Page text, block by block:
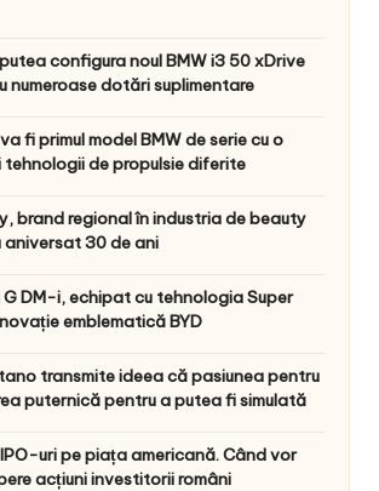
configura noul BMW i3 50 xDrive
numeroase dotări suplimentare
fi primul model BMW de serie cu o
tehnologii de propulsie diferite
brand regional în industria de beauty
30 de ani
G DM-i, echipat cu tehnologia Super
emblematică BYD
transmite ideea că pasiunea pentru
puternică pentru a putea fi simulată
uri pe piața americană. Când vor
acțiuni investitorii români